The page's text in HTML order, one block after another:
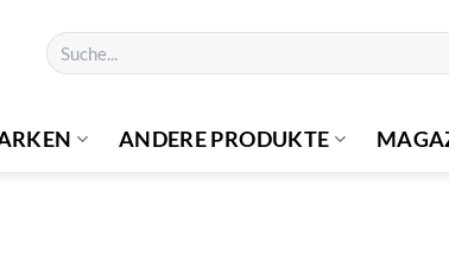
Suchen
nach:
ANDERE PRODUKTE